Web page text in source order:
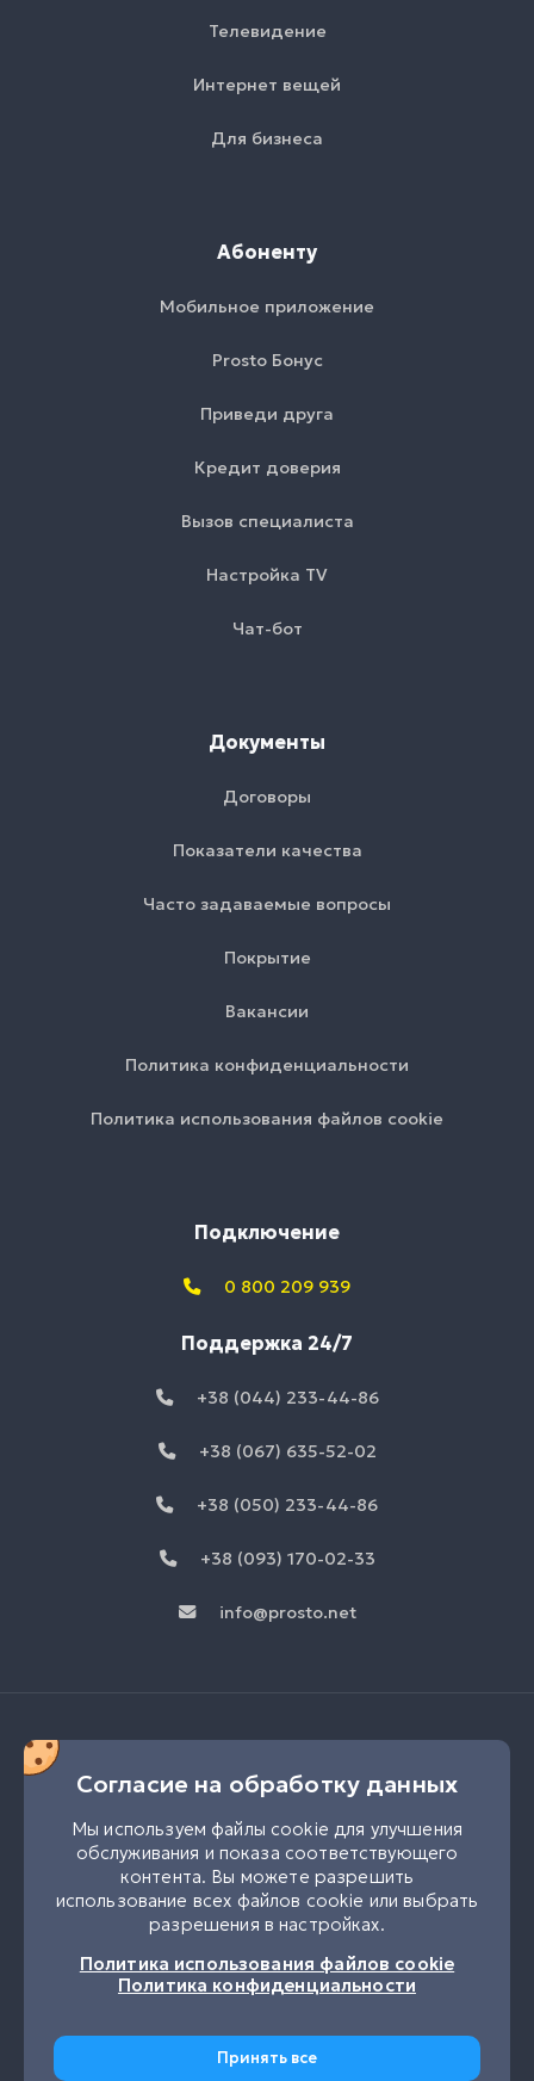
Телевидение
Интернет вещей
Для бизнеса
Абоненту
Мобильное приложение
Prosto Бонус
Приведи друга
Кредит доверия
Вызов специалиста
Настройка TV
Чат-бот
Документы
Договоры
Показатели качества
Часто задаваемые вопросы
Покрытие
Вакансии
Политика конфиденциальности
Политика использования файлов cookie
Подключение
0 800 209 939
Поддержка 24/7
+38 (044) 233-44-86
+38 (067) 635-52-02
+38 (050) 233-44-86
+38 (093) 170-02-33
info@prosto.net
UK RU
Согласие на обработку данных
Мы используем файлы cookie для улучшения
обслуживания и показа соответствующего
контента. Вы можете разрешить
использование всех файлов cookie или выбрать
разрешения в настройках.
Политика использования файлов cookie
Политика конфиденциальности
Принять все